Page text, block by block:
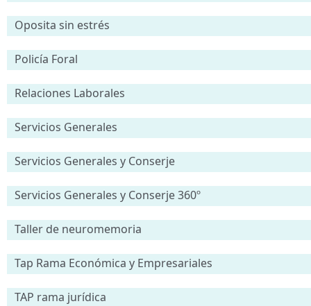
Oposita sin estrés
Policía Foral
Relaciones Laborales
Servicios Generales
Servicios Generales y Conserje
Servicios Generales y Conserje 360º
Taller de neuromemoria
Tap Rama Económica y Empresariales
TAP rama jurídica